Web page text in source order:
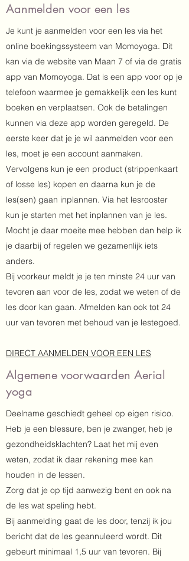
Aanmelden voor een les
Je kunt je aanmelden voor een les via het
online boekingssysteem van Momoyoga. Dit
kan via de website van Maan 7 of via de gratis
app van Momoyoga. Dat is een app voor op je
telefoon waarmee je gemakkelijk een les kunt
boeken en verplaatsen. Ook de betalingen
kunnen via deze app worden geregeld. De
eerste keer dat je je wil aanmelden voor een
les, moet je een account aanmaken.
Vervolgens kun je een product (strippenkaart
of losse les) kopen en daarna kun je de
les(sen) gaan inplannen. Via het lesrooster
kun je starten met het inplannen van je les.
Mocht je daar moeite mee hebben dan help ik
je daarbij of regelen we gezamenlijk iets
anders.
Bij voorkeur meldt je je ten minste 24 uur van
tevoren aan voor de les, zodat we weten of de
les door kan gaan. Afmelden kan ook tot 24
uur van tevoren met behoud van je lestegoed.
DIRECT AANMELDEN VOOR EEN LES
Algemene voorwaarden Aerial
yoga
Deelname geschiedt geheel op eigen risico.
Heb je een blessure, ben je zwanger, heb je
gezondheidsklachten? Laat het mij even
weten, zodat ik daar rekening mee kan
houden in de lessen.
Zorg dat je op tijd aanwezig bent en ook na
de les wat speling hebt.
Bij aanmelding gaat de les door, tenzij ik jou
bericht dat de les geannuleerd wordt. Dit
gebeurt minimaal 1,5 uur van tevoren. Bij